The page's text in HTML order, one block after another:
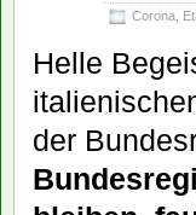
Corona
Helle
der